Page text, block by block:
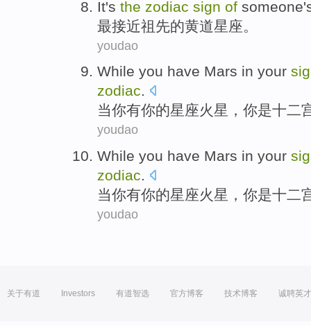
It's the zodiac sign of someone
最接近祖先的黄道星座。
youdao
While you have Mars in your
zodiac.
当你有你的星座火星 ，你是十二
youdao
While you have Mars in your
zodiac.
当你有你的星座火星 ，你是十二
youdao
关于有道 Investors 有道智选 官方博客 技术博客 诚聘英才